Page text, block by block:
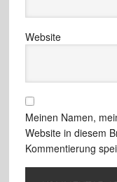
Website
Meinen Namen,
Website in diesem
Kommentierung